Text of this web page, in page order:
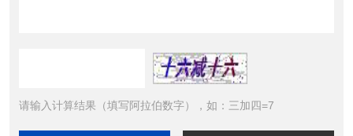
请输入计算结果（填写阿拉伯数字），如：三加四=7